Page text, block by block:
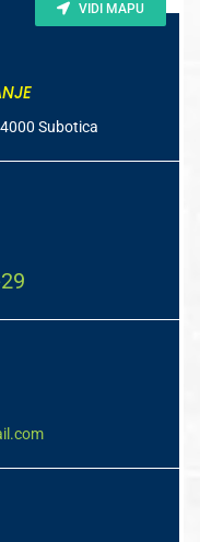
Subotica
VIDI MAPU